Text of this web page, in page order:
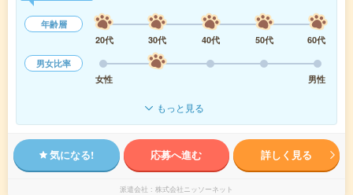
年齢層
20代
30代 40代 50代
60代
男女比率
女性
男性
もっと見る
気になる! 応募へ進む 詳しく見る
派遣会社 株式会社ニッソーネット